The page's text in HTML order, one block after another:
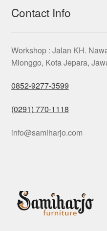
Contact Info
Workshop : Jalan KH.
Mlonggo, Kota Jepara,
0852-9277-3599
(0291) 770-1118
info@samiharjo.com